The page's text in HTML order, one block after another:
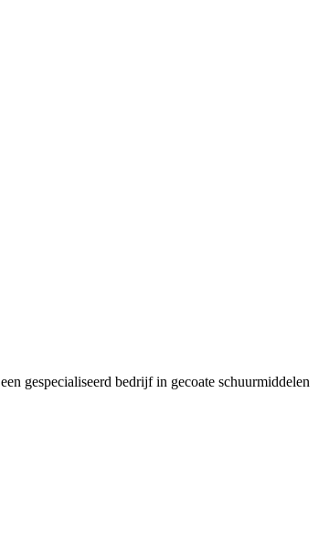
gespecialiseerd bedrijf in gecoate schuurmiddelen